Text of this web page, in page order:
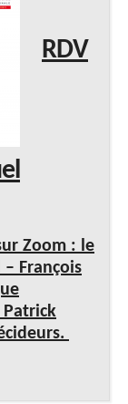
RDV
Zoom : le
François
Patrick